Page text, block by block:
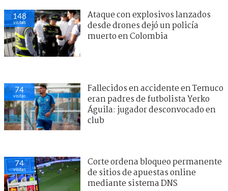
148
visitas
Ataque con explosivos lanzados
desde drones dejó un policía
muerto en Colombia
74
visitas
Fallecidos en accidente en Temuco
eran padres de futbolista Yerko
Águila: jugador desconvocado en
club
74
visitas
Corte ordena bloqueo permanente
de sitios de apuestas online
mediante sistema DNS